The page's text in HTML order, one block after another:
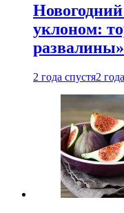
уклоном:
развалины»
2 года спустя2